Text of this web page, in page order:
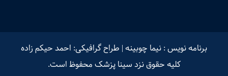
برنامه نویس : نیما چوبینه | طراح گرافیکی: احمد حیکم زاده
کلیه حقوق نزد سینا پزشک محفوظ است.